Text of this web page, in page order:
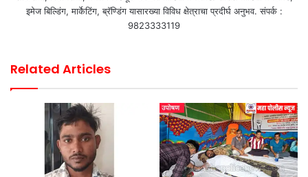
इमेज बिल्डिंग, मार्केटिंग, ब्रॅण्डिंग यासारख्या विविध क्षेत्राचा प्रदीर्घ अनुभव. संपर्क :
9823333119
Related Articles